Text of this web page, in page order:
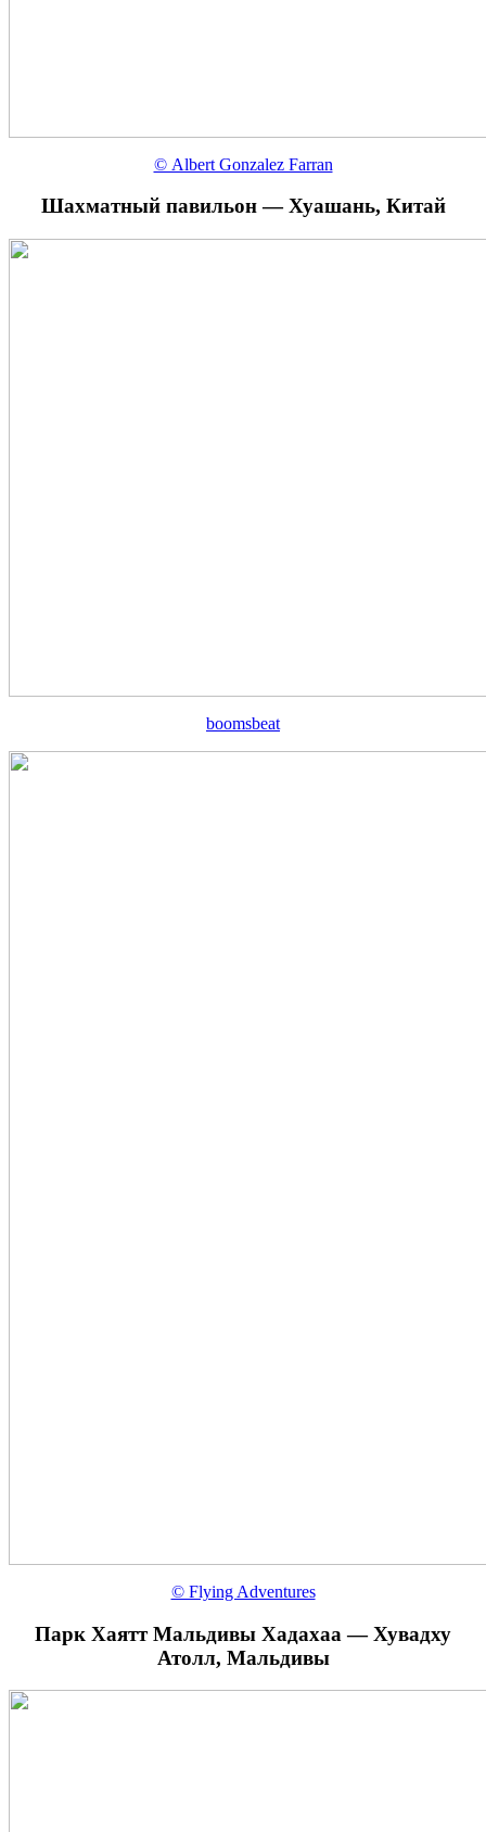
© Albert Gonzalez Farran
Шахматный павильон — Хуашань, Китай
boomsbeat
© Flying Adventures
Парк Хаятт Мальдивы Хадахаа — Хувадху
Атолл, Мальдивы